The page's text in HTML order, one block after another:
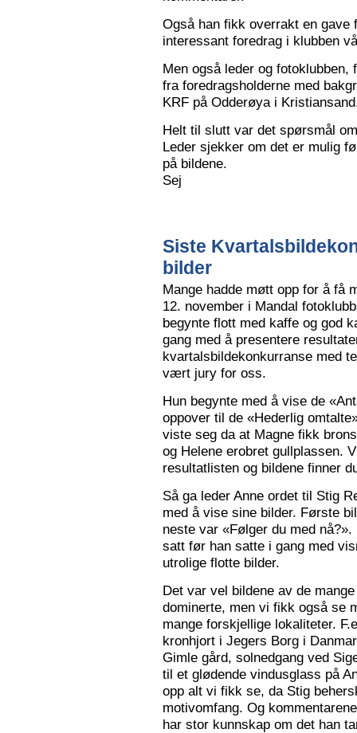
Også han fikk overrakt en gave
interessant foredrag i klubben
Men også leder og
fra foredragsholderne med
KRF på Odderøya i
Helt til slutt var det spørsmål
Leder sjekker om det er mulig
på bildene.
Sej
Siste
bilder
Mange hadde møtt opp for å få
12. november i Mandal
begynte flott med kaffe og god
gang med å presentere
kvartalsbildekonkurranse med
vært jury for oss.
Hun begynte med å vise de
oppover til de «Hederlig
viste seg da at Magne fikk
og Helene erobret gullplassen.
resultatlisten og bildene finner
Så ga leder Anne ordet til Stig
med å vise sine bilder. Første
neste var «Følger du med
satt før han satte i gang med
utrolige flotte bilder.
Det var vel bildene av de
dominerte, men vi fikk også se
mange forskjellige lokaliteter.
kronhjort i Jegers Borg i
Gimle gård, solnedgang ved
til et glødende vindusglass på
opp alt vi fikk se, da Stig
motivomfang. Og
har stor kunnskap om det han